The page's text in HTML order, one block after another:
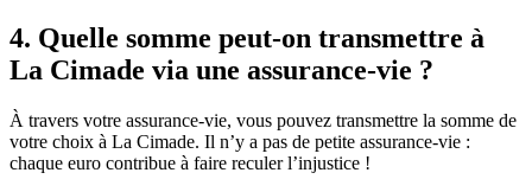
4. Quelle somme peut-on transmettre à
La Cimade via une assurance-vie ?
À travers votre assurance-vie, vous pouvez transmettre la somme de
votre choix à La Cimade. Il n’y a pas de petite assurance-vie :
chaque euro contribue à faire reculer l’injustice !